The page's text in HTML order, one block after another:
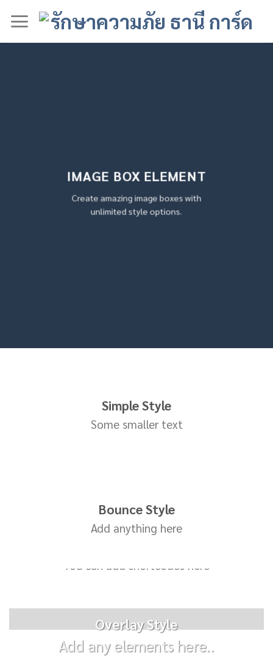
to
IMAGE BOX ELEMENT
Create amazing image boxes with
unlimited style options.
Simple Style
Some smaller text
Bounce Style
Add anything here
Overlay Style
Add any elements here..
Add any elements
here..